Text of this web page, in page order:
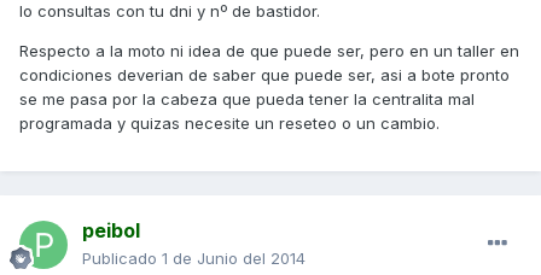
lo consultas con tu dni y nº de bastidor.
Respecto a la moto ni idea de que puede ser, pero en un taller en
condiciones deverian de saber que puede ser, asi a bote pronto
se me pasa por la cabeza que pueda tener la centralita mal
programada y quizas necesite un reseteo o un cambio.
peibol
Publicado 1 de Junio del 2014